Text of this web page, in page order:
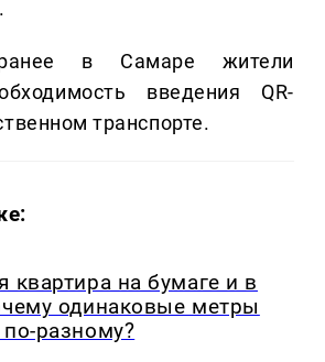
в Самаре жители
введения QR-
транспорте.
квартира на бумаге и в
одинаковые метры
разному?